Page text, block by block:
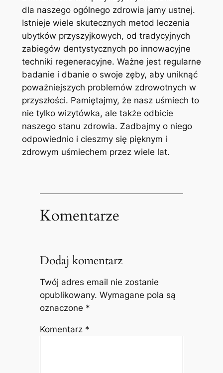
dla ⁤naszego ogólnego zdrowia jamy ustnej.
Istnieje wiele skutecznych metod leczenia⁣
ubytków ‌przyszyjkowych, od ⁤tradycyjnych
zabiegów dentystycznych po innowacyjne
techniki regeneracyjne. Ważne jest ⁢regularne
badanie i dbanie o swoje zęby, aby uniknąć
poważniejszych problemów zdrowotnych w
przyszłości. Pamiętajmy, że nasz uśmiech to
nie tylko wizytówka, ale także ‌odbicie
naszego stanu zdrowia. Zadbajmy o ⁤niego
odpowiednio i cieszmy ⁣się pięknym ⁢i
zdrowym uśmiechem przez wiele lat.
Komentarze
Dodaj komentarz
Twój adres email nie zostanie
opublikowany. Wymagane pola są
oznaczone *
Komentarz *